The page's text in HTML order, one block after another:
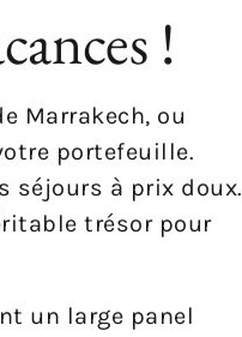
!
Marrakech, ou
portefeuille.
séjours à prix doux.
trésor pour
un large panel